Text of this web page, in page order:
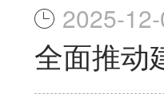
2025-12-
全面推动